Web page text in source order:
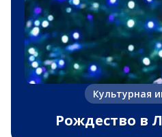
Культурная
Рождество в